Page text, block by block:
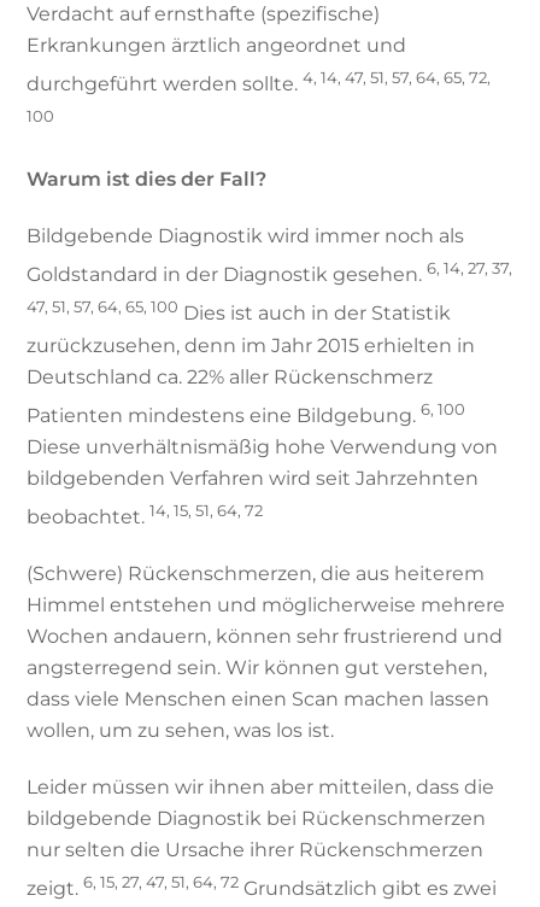
Verdacht auf ernsthafte (spezifische)
Erkrankungen ärztlich angeordnet und
durchgeführt werden sollte.4, 14, 47, 51, 57, 64, 65, 72,
100
Warum ist dies der Fall?
Bildgebende Diagnostik wird immer noch als
Goldstandard in der Diagnostik gesehen.6, 14, 27, 37,
47, 51, 57, 64, 65, 100 Dies ist auch in der Statistik
zurückzusehen, denn im Jahr 2015 erhielten in
Deutschland ca. 22% aller Rückenschmerz
Patienten mindestens eine Bildgebung.6, 100
Diese unverhältnismäßig hohe Verwendung von
bildgebenden Verfahren wird seit Jahrzehnten
beobachtet. 14, 15, 51, 64, 72
(Schwere) Rückenschmerzen, die aus heiterem
Himmel entstehen und möglicherweise mehrere
Wochen andauern, können sehr frustrierend und
angsterregend sein. Wir können gut verstehen,
dass viele Menschen einen Scan machen lassen
wollen, um zu sehen, was los ist.
Leider müssen wir ihnen aber mitteilen, dass die
bildgebende Diagnostik bei Rückenschmerzen
nur selten die Ursache ihrer Rückenschmerzen
zeigt.6, 15, 27, 47, 51, 64, 72 Grundsätzlich gibt es zwei